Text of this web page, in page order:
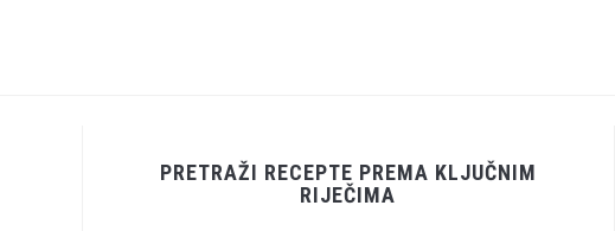
PRETRAŽI RECEPTE PREMA KLJUČNIM
RIJEČIMA